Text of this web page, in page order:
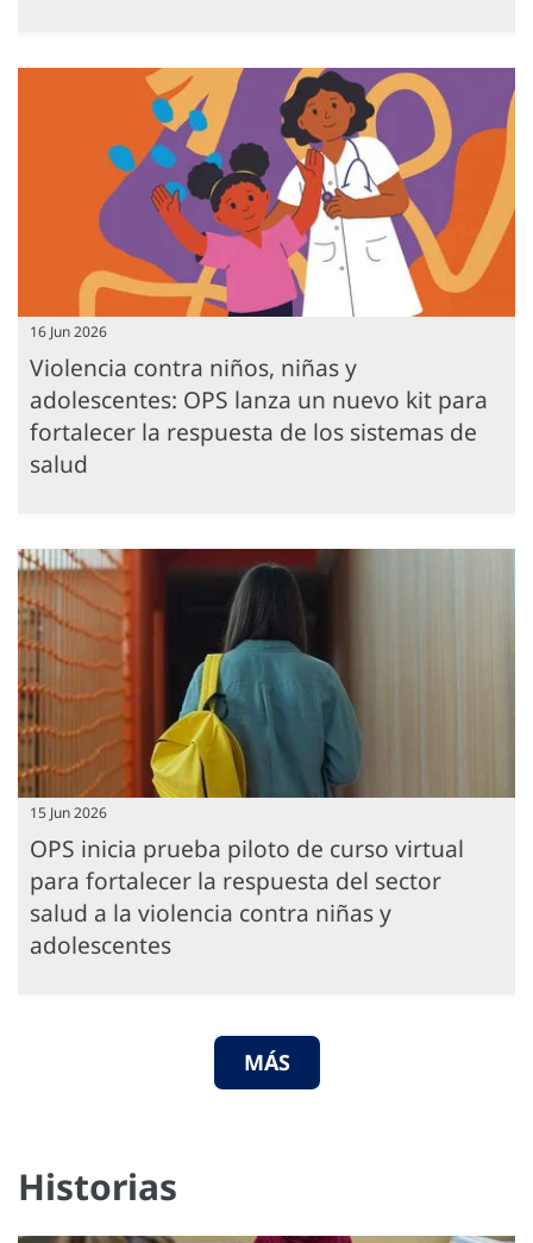
16 Jun 2026
Violencia contra niños, niñas y
adolescentes: OPS lanza un nuevo kit para
fortalecer la respuesta de los sistemas de
salud
15 Jun 2026
OPS inicia prueba piloto de curso virtual
para fortalecer la respuesta del sector
salud a la violencia contra niñas y
adolescentes
MÁS
Historias